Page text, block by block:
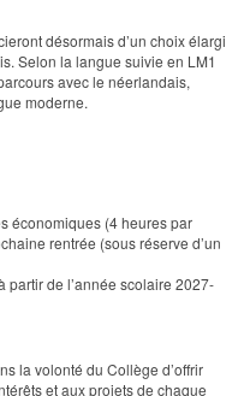
désormais d’un choix élargi
Selon la langue suivie en LM1
avec le néerlandais,
moderne.
économiques (4 heures par
rentrée (sous réserve d’un
partir de l’année scolaire 2027-
la volonté du Collège d’offrir
et aux projets de chaque